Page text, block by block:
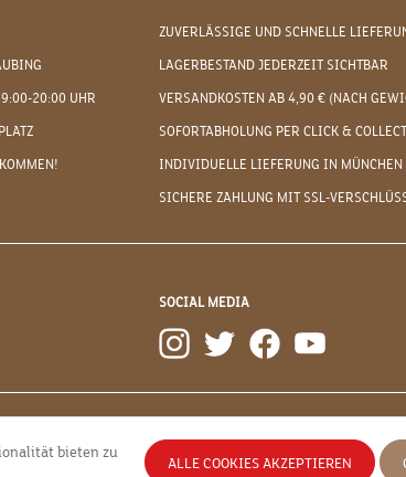
9:00-20:00 UHR
ZUVERLÄSSIGE UND SCHNELLE
LAGERBESTAND JEDERZEIT SICHTBAR
VERSANDKOSTEN AB 4,90 € (NACH
SOFORTABHOLUNG PER CLICK & COLLECT
INDIVIDUELLE LIEFERUNG IN MÜNCHEN
SICHERE ZAHLUNG MIT SSL-
SOCIAL MEDIA
bieten zu
ALLE COOKIES AKZEPTIEREN